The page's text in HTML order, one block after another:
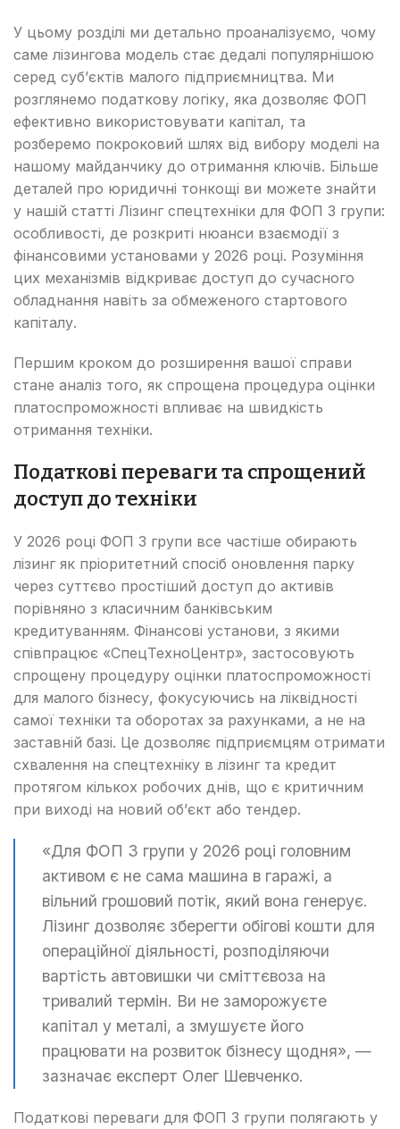
У цьому розділі ми детально проаналізуємо, чому
саме лізингова модель стає дедалі популярнішою
серед суб’єктів малого підприємництва. Ми
розглянемо податкову логіку, яка дозволяє ФОП
ефективно використовувати капітал, та
розберемо покроковий шлях від вибору моделі на
нашому майданчику до отримання ключів. Більше
деталей про юридичні тонкощі ви можете знайти
у нашій статті Лізинг спецтехніки для ФОП 3 групи:
особливості, де розкриті нюанси взаємодії з
фінансовими установами у 2026 році. Розуміння
цих механізмів відкриває доступ до сучасного
обладнання навіть за обмеженого стартового
капіталу.
Першим кроком до розширення вашої справи
стане аналіз того, як спрощена процедура оцінки
платоспроможності впливає на швидкість
отримання техніки.
Податкові переваги та спрощений
доступ до техніки
У 2026 році ФОП 3 групи все частіше обирають
лізинг як пріоритетний спосіб оновлення парку
через суттєво простіший доступ до активів
порівняно з класичним банківським
кредитуванням. Фінансові установи, з якими
співпрацює «СпецТехноЦентр», застосовують
спрощену процедуру оцінки платоспроможності
для малого бізнесу, фокусуючись на ліквідності
самої техніки та оборотах за рахунками, а не на
заставній базі. Це дозволяє підприємцям отримати
схвалення на спецтехніку в лізинг та кредит
протягом кількох робочих днів, що є критичним
при виході на новий об’єкт або тендер.
«Для ФОП 3 групи у 2026 році головним
активом є не сама машина в гаражі, а
вільний грошовий потік, який вона генерує.
Лізинг дозволяє зберегти обігові кошти для
операційної діяльності, розподіляючи
вартість автовишки чи сміттєвоза на
тривалий термін. Ви не заморожуєте
капітал у металі, а змушуєте його
працювати на розвиток бізнесу щодня», —
зазначає експерт Олег Шевченко.
Податкові переваги для ФОП 3 групи полягають у